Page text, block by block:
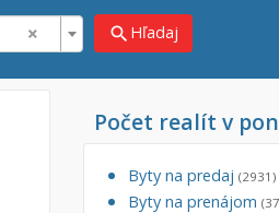
× search Hľadaj
Počet realít v
Byty na predaj (2931)
Byty na prenájom